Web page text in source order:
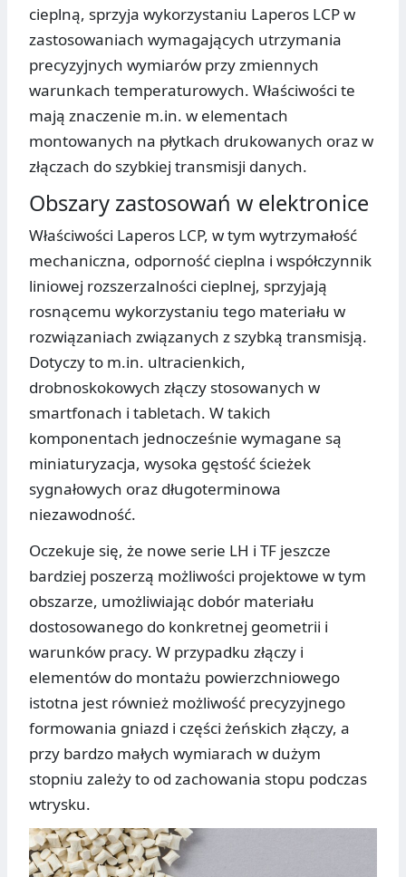
cieplną, sprzyja wykorzystaniu Laperos LCP w
zastosowaniach wymagających utrzymania
precyzyjnych wymiarów przy zmiennych
warunkach temperaturowych. Właściwości te
mają znaczenie m.in. w elementach
montowanych na płytkach drukowanych oraz w
złączach do szybkiej transmisji danych.
Obszary zastosowań w elektronice
Właściwości Laperos LCP, w tym wytrzymałość
mechaniczna, odporność cieplna i współczynnik
liniowej rozszerzalności cieplnej, sprzyjają
rosnącemu wykorzystaniu tego materiału w
rozwiązaniach związanych z szybką transmisją.
Dotyczy to m.in. ultracienkich,
drobnoskokowych złączy stosowanych w
smartfonach i tabletach. W takich
komponentach jednocześnie wymagane są
miniaturyzacja, wysoka gęstość ścieżek
sygnałowych oraz długoterminowa
niezawodność.
Oczekuje się, że nowe serie LH i TF jeszcze
bardziej poszerzą możliwości projektowe w tym
obszarze, umożliwiając dobór materiału
dostosowanego do konkretnej geometrii i
warunków pracy. W przypadku złączy i
elementów do montażu powierzchniowego
istotna jest również możliwość precyzyjnego
formowania gniazd i części żeńskich złączy, a
przy bardzo małych wymiarach w dużym
stopniu zależy to od zachowania stopu podczas
wtrysku.